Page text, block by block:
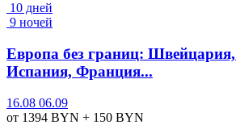
10 дней
9 ночей
Европа без границ:
Испания, Франция...
16.08 06.09
от 1394 BYN + 150 BYN